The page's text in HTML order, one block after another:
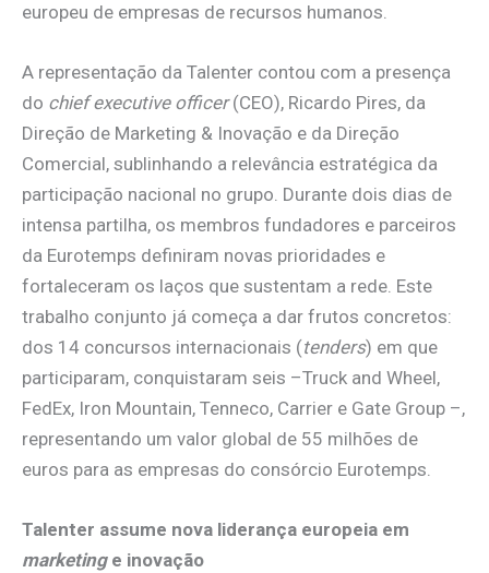
europeu de empresas de recursos humanos.
A representação da Talenter contou com a presença
do chief executive officer(CEO), Ricardo Pires, da
Direção de Marketing & Inovação e da Direção
Comercial, sublinhando a relevância estratégica da
participação nacional no grupo. Durante dois dias de
intensa partilha, os membros fundadores e parceiros
da Eurotemps definiram novas prioridades e
fortaleceram os laços que sustentam a rede. Este
trabalho conjunto já começa a dar frutos concretos:
dos 14 concursos internacionais (tenders) em que
participaram, conquistaram seis –Truck and Wheel,
FedEx, Iron Mountain, Tenneco, Carrier e Gate Group –,
representando um valor global de 55 milhões de
euros para as empresas do consórcio Eurotemps.
Talenter assume nova liderança europeia em
marketinge inovação